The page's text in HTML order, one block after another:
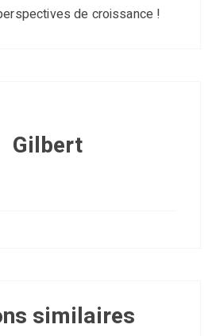
de croissance !
Gilbert
similaires